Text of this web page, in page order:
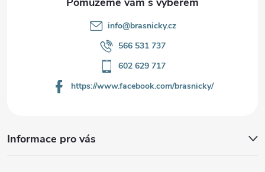
info@brasnicky.cz
566 531 737
602 629 717
https://www.facebook.com/brasnicky/
Informace pro vás